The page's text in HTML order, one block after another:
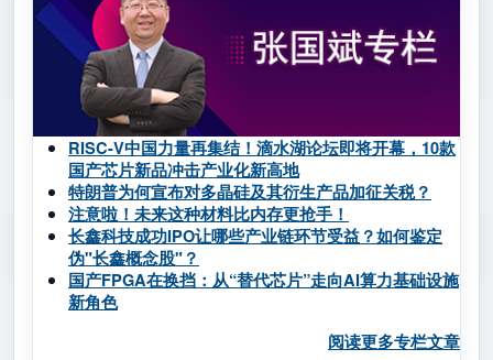
RISC-V中国力量再集结！滴水湖论坛即将开幕，10款
国产芯片新品冲击产业化新高地
特朗普为何宣布对多晶硅及其衍生产品加征关税？
注意啦！未来这种材料比内存更抢手！
长鑫科技成功IPO让哪些产业链环节受益？如何鉴定
伪"长鑫概念股"？
国产FPGA在换挡：从“替代芯片”走向AI算力基础设施
新角色
阅读更多专栏文章